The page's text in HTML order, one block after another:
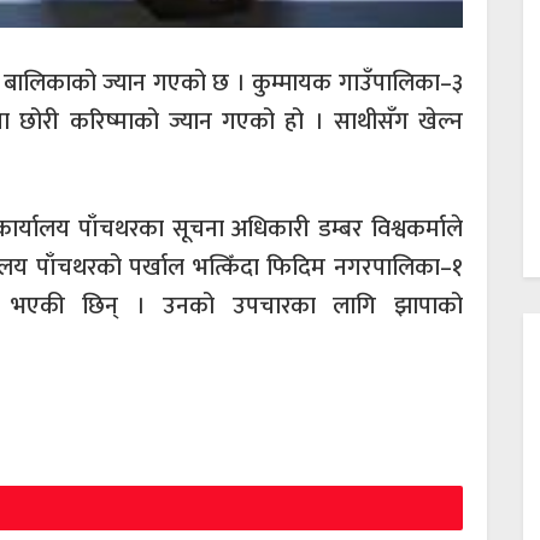
ज्यान गएको छ । कुम्मायक गाउँपालिका–३
छोरी करिष्माको ज्यान गएको हो । साथीसँग खेल्न
पाँचथरका सूचना अधिकारी डम्बर विश्वकर्माले
पाँचथरको पर्खाल भत्किँदा फिदिम नगरपालिका–१
भएकी छिन् । उनको उपचारका लागि झापाको